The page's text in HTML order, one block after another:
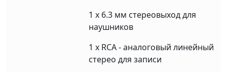
1 х 6.3 мм стереовыход для
наушников
1 х RCA - аналоговый линейный
стерео для записи